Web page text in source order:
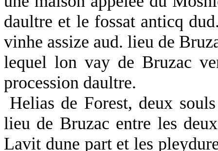
daultre et le fossat anticq
vinhe assize aud. lieu de
lequel lon vay de Bruzac
procession daultre.
Helias de Forest, deux
lieu de Bruzac entre les
Lavit dune part et les